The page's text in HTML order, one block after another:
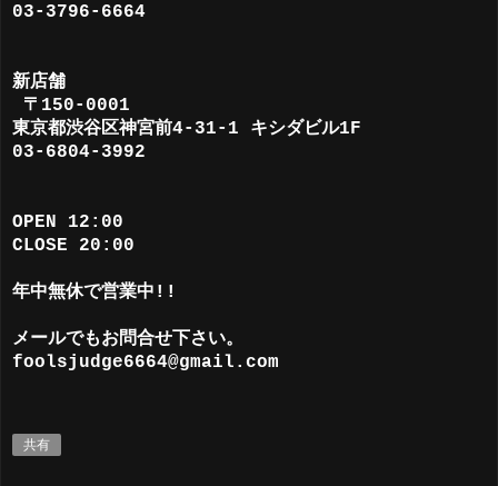
03-3796-6664
新店舗
〒150-0001
東京都渋谷区神宮前4-31-1 キシダビル1F
03-6804-3992
OPEN 12:00
CLOSE 20:00
年中無休で営業中!!
メールでもお問合せ下さい。
foolsjudge6664@gmail.com
共有